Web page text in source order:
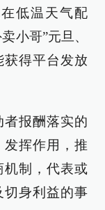
低温天气配
小哥”元旦、
得平台发放
者报酬落实的
挥作用，推
机制，代表或
切身利益的事